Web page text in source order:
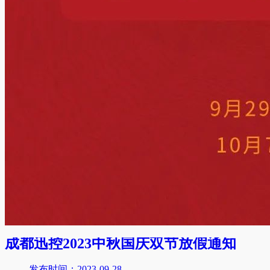
成都迅控2023中秋国庆双节放假通知